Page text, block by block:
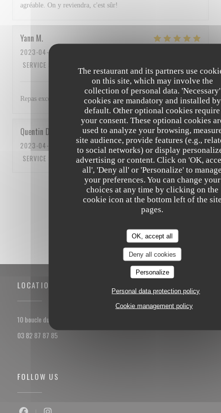
The restaurant and its partners use
on this site, which may involve the
collection of personal data. 'Necessary'
cookies are mandatory and installed by
default. Other optional cookies require
your consent. These optional cookies
used to analyze your browsing,
site audience, provide features (e.g.,
to social networks) or display
advertising or content. Click on 'OK,
all', 'Deny all' or 'Personalize' to
your preferences. You can change your
choices at any time by clicking on the
cookie icon at the bottom left of the
pages.
OK, accept all
Deny all cookies
Personalize
Personal data protection policy
Cookie management policy
agréable. On y reviendra, c'est sûr!
Yann M
2023-04-15
SERVICE
Repas excellent et personnel au top Bravo à tous
Quentin D
2023-04-15
- 12:15 - GUESTS 5
SERVICE
AMBIANCE: 5/5 FOOD: 5/5 VALUE: 5/5
1 2 3
LOCATION
10 boucle du val Marie 57100 Thionville
03 82 87 87 85
FOLLOW US